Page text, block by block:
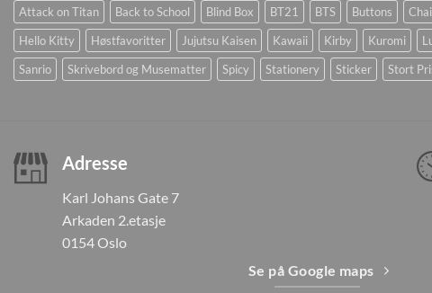
Attack on Titan Back to School Blind Box BT21 BTS Buttons
Hello Kitty
Høstfavoritter Jujutsu Kaisen Kawaii Kirby Kuromi
Sanrio
Skrivebord og Musematter Spicy Stationery Sticker Stort
Adresse
Karl Johans Gate 7
Arkaden 2.etasje
0154 Oslo
Se på Google maps